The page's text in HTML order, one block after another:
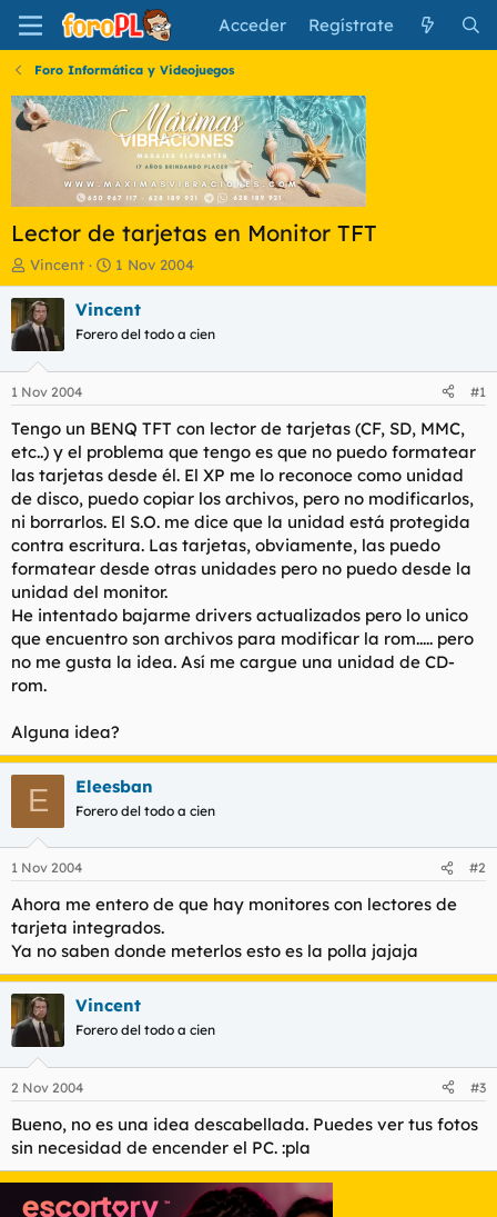
Acceder Regístrate
Foro Informática y Videojuegos
Lector de tarjetas en Monitor TFT
I
n
i
c
a
d
o
r
e
l
t
e
m
a
Vincent
F
e
c
a
i
n
i
c
i
o
1 Nov 2004
Vincent
Forero del todo a cien
1 Nov 2004 #1
Tengo un BENQ TFT con lector de tarjetas (CF, SD, MMC,
etc..) y el problema que tengo es que no puedo formatear
las tarjetas desde él. El XP me lo reconoce como unidad
de disco, puedo copiar los archivos, pero no modificarlos,
ni borrarlos. El S.O. me dice que la unidad está protegida
contra escritura. Las tarjetas, obviamente, las puedo
formatear desde otras unidades pero no puedo desde la
unidad del monitor.
He intentado bajarme drivers actualizados pero lo unico
que encuentro son archivos para modificar la rom..... pero
no me gusta la idea. Así me cargue una unidad de CD-
rom.
Alguna idea?
E Eleesban
Forero del todo a cien
1 Nov 2004 #2
Ahora me entero de que hay monitores con lectores de
tarjeta integrados.
Ya no saben donde meterlos esto es la polla jajaja
Vincent
Forero del todo a cien
2 Nov 2004 #3
Bueno, no es una idea descabellada. Puedes ver tus fotos
sin necesidad de encender el PC. :pla